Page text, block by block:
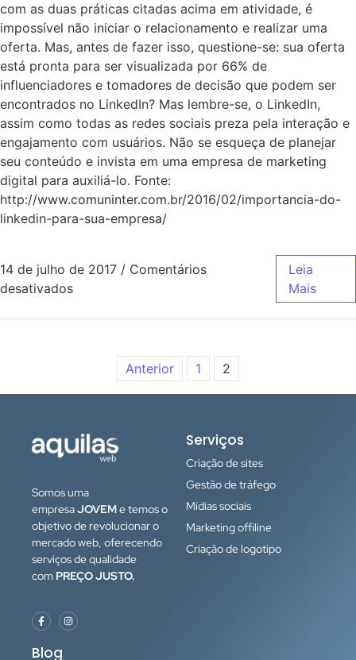
com as duas práticas citadas acima em atividade, é
impossível não iniciar o relacionamento e realizar uma
oferta. Mas, antes de fazer isso, questione-se: sua oferta
está pronta para ser visualizada por 66% de
influenciadores e tomadores de decisão que podem ser
encontrados no LinkedIn? Mas lembre-se, o LinkedIn,
assim como todas as redes sociais preza pela interação e
engajamento com usuários. Não se esqueça de planejar
seu conteúdo e invista em uma empresa de marketing
digital para auxiliá-lo. Fonte:
http://www.comuninter.com.br/2016/02/importancia-do-
linkedin-para-sua-empresa/
14 de julho de 2017 / Comentários
desativados
Leia
Mais
Anterior 1 2
Somos uma
empresaJOVEMe temos o
objetivo de revolucionar o
mercado web, oferecendo
serviços de qualidade
com PREÇO JUSTO.
Serviços
Criação de sites
Gestão de tráfego
Mídias sociais
Marketing offiline
Criação de logotipo
Blog
O que acha de receber um orçamento
sem compromisso? É só nos chamar